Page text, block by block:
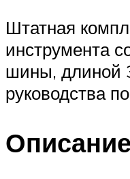
Штатная
инструмента
шины, длиной
руководства
Описание